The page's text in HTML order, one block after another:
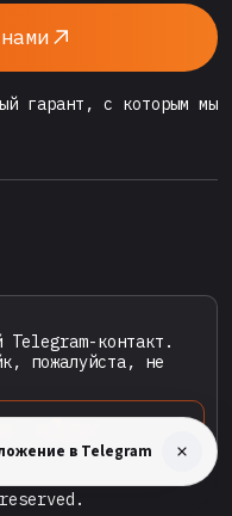
гарант, с которым мы
Telegram-контакт.
пожалуйста, не
в Telegram